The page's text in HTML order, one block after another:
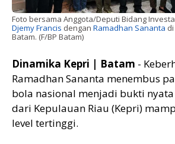
Foto bersama Anggota/Deputi Bidang
Djemy Francis dengan Ramadhan Sananta di
Batam. (F/BP Batam)
Dinamika Kepri | Batam -
Ramadhan Sananta menembus
bola nasional menjadi bukti
dari Kepulauan Riau (Kepri)
level tertinggi.